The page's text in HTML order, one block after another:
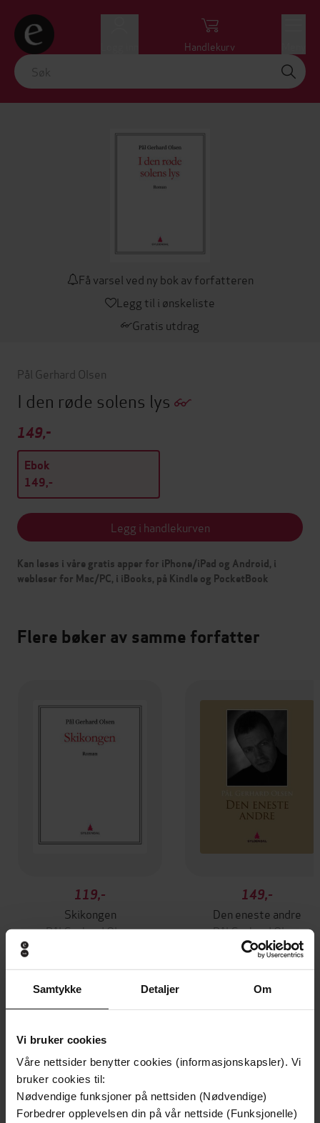
Samtykke Detaljer Om
Vi bruker cookies
Våre nettsider benytter cookies (informasjonskapsler). Vi
bruker cookies til:
Nødvendige funksjoner på nettsiden (Nødvendige)
Forbedrer opplevelsen din på vår nettside (Funksjonelle)
Handlekurv
Få varsel ved ny bok av forfatteren
Legg til i ønskeliste
Gratis utdrag
Pål Gerhard Olsen
I den røde solens lys
149,-
Ebok
149,-
Legg i handlekurven
Kan leses i våre gratis apper for iPhone/iPad og Android, i
webleser for Mac/PC, i iBooks, på Kindle og PocketBook
Flere bøker av samme forfatter
119,-
Skikongen
Pål Gerhard Olsen
149,-
Den eneste andre
Pål Gerhard Olsen
EBOK
Premium
Vinner av Rivertonprisen
Premium